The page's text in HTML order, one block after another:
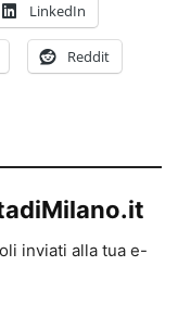
LinkedIn
Reddit
inviati alla tua e-